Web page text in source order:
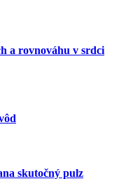
a rovnováhu v srdci
skutočný pulz